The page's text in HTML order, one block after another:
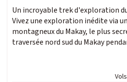
Un incroyable trek d'exploration
Vivez une exploration inédite via
montagneux du Makay, le plus
traversée nord sud du Makay